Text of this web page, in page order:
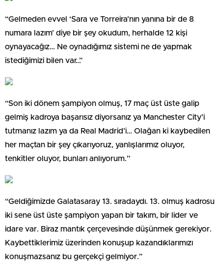
“Gelmeden evvel ‘Sara ve Torreira’nın yanına bir de 8
numara lazım’ diye bir şey okudum, herhalde 12 kişi
oynayacağız… Ne oynadığımız sistemi ne de yapmak
istediğimizi bilen var…”
“Son iki dönem şampiyon olmuş, 17 maç üst üste galip
gelmiş kadroya başarısız diyorsanız ya Manchester City’i
tutmanız lazım ya da Real Madrid’i… Olağan ki kaybedilen
her maçtan bir şey çıkarıyoruz, yanlışlarımız oluyor,
tenkitler oluyor, bunları anlıyorum.”
“Geldiğimizde Galatasaray 13. sıradaydı. 13. olmuş kadrosu
iki sene üst üste şampiyon yapan bir takım, bir lider ve
idare var. Biraz mantık çerçevesinde düşünmek gerekiyor.
Kaybettiklerimiz üzerinden konuşup kazandıklarımızı
konuşmazsanız bu gerçekçi gelmiyor.”